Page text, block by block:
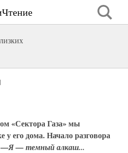
«Сектора Газа» мы
у его дома. Начало разговора
—Я — темный алкаш...